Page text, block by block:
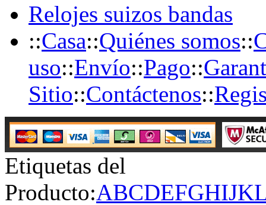
Relojes suizos bandas
::Casa::Quiénes somos::
uso::Envío::Pago::
Sitio::Contáctenos::
Etiquetas del
Producto:ABCDEFGHIJK